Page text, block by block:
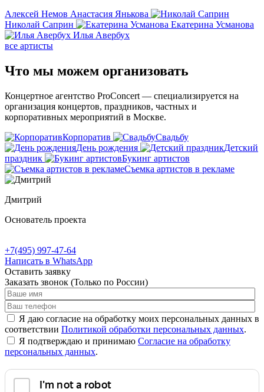
Алексей Немов Анастасия Янькова
Николай Саприн
Екатерина Усманова
Илья Авербух
все артисты
Что мы можем организовать
Концертное агентство ProConcert — cпециализируется на
организация концертов, праздников, частных и
корпоративных мероприятий в Москве.
Корпоратив
Свадьбу
День рождения
Детский
праздник
Букинг артистов
Съемка артистов в рекламе
Дмитрий
Основатель проекта
+7(495) 997-47-64
Написать в WhatsApp
Оставить заявку
Заказать звонок (Только по России)
Я даю согласие на обработку моих персональных данных в
соответствии Политикой обработки персональных данных.
Я подтверждаю и принимаю Согласие на обработку
персональных данных.